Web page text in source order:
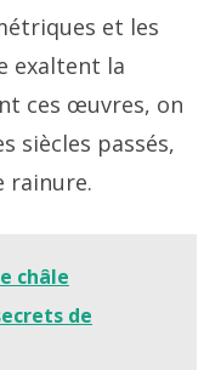
et les
exaltent la
ces œuvres, on
siècles passés,
rainure.
châle
de